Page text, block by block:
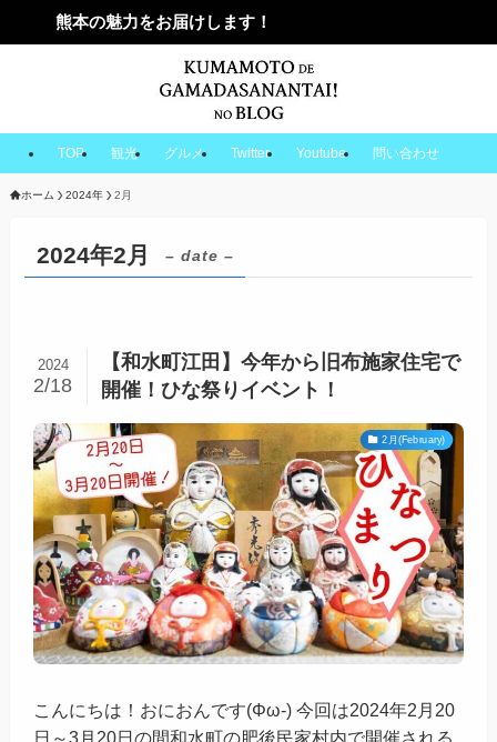
熊本の魅力をお届けします！
TOP 観光 グルメ Twitter Youtube 問い合わせ
ホーム 2024年 2月
2024年2月 – date –
【和水町江田】今年から旧布施家住宅で
開催！ひな祭りイベント！
2024
2/18
2月(February)
こんにちは！おにおんです(Φω-) 今回は2024年2月20
日～3月20日の間和水町の肥後民家村内で開催される